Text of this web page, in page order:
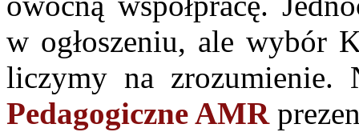
w ogłoszeniu, ale wybór
liczymy na zrozumienie.
Pedagogiczne AMR